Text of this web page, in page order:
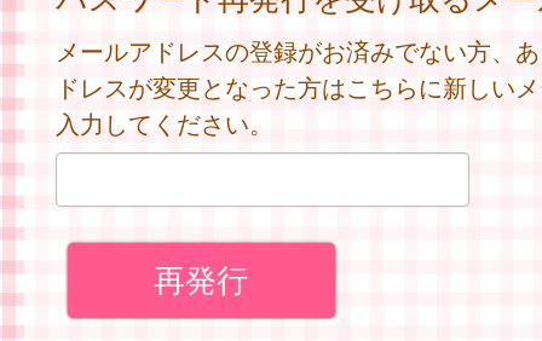
メールアドレスの登録がお済みでない方、
ドレスが変更となった方はこちらに新しい
入力してください。